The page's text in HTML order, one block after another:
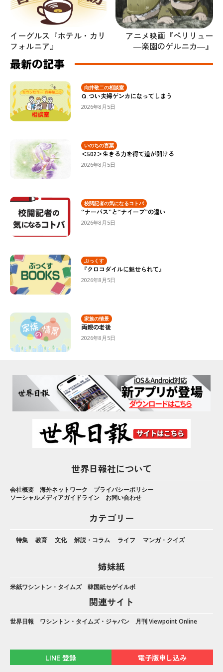
イーグルス『ホテル・カリ
フォルニア』
アニメ映画『ペリリュー
―楽園のゲルニカ―』
最新の記事
向井敬二の相談室
Ｑ.つい夫婦ゲンカになってしまう
2026年8月5日
いのちの言葉
＜502＞生きる力を得て道が開ける
2026年8月5日
校閲記者の気になるコトバ
“ナーバス”と“ナイーブ”の違い
2026年8月5日
ぶっくす
『クロコダイルに魅せられて』
2026年8月5日
家族の情景
両親の老後
2026年8月5日
世界日報社について
会社概要 海外ネットワーク
プライバシーポリシー
ソーシャルメディアガイドライン
お問い合わせ
カテゴリー
特集 教育 文化 解説・コラム ライフ マンガ・クイズ
姉妹紙
米紙ワシントン・タイムズ 韓国紙セゲイルボ
関連サイト
世界日報 ワシントン・タイムズ・ジャパン 月刊 Viewpoint Online
LINE 登録 電子版申し込み